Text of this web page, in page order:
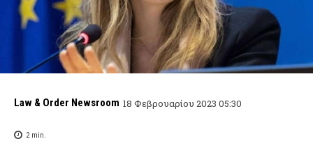
Law & Order Newsroom 18 Φεβρουαρίου 2023 05:30
2min.